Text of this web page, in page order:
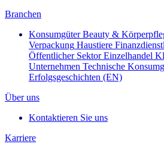
Branchen
Konsumgüter Beauty &
Verpackung Haustiere
Öffentlicher Sektor Einzelhandel
Unternehmen Technische
Erfolgsgeschichten (EN)
Über uns
Kontaktieren Sie uns
Karriere